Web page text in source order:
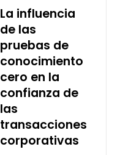
La influencia
de las
pruebas de
conocimiento
cero en la
confianza de
las
transacciones
corporativas